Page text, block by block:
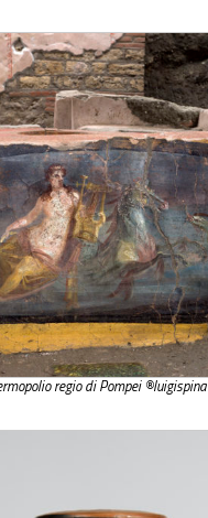
regio di Pompei ®luigispina